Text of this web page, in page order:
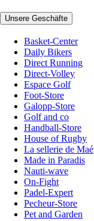
Unsere Geschäfte
Basket-Center
Daily Bikers
Direct Running
Direct-Volley
Espace Golf
Foot-Store
Galopp-Store
Golf and co
Handball-Store
House of Rugby
La sellerie de Maé
Made in Paradis
Nauti-wave
On-Fight
Padel-Expert
Pecheur-Store
Pet and Garden